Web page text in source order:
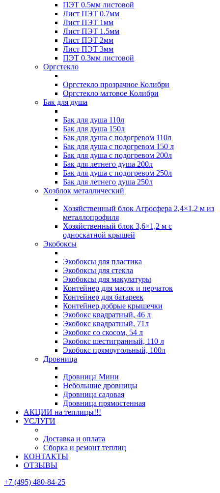
ПЭТ 0.5мм листовой
Лист ПЭТ 0.7мм
Лист ПЭТ 1мм
Лист ПЭТ 1.5мм
Лист ПЭТ 2мм
Лист ПЭТ 3мм
ПЭТ 0.3мм листовой
Оргстекло
Оргстекло прозрачное Колибри
Оргстекло матовое Колибри
Бак для душа
Бак для душа 110л
Бак для душа 150л
Бак для душа с подогревом 110л
Бак для душа с подогревом 150 л
Бак для душа с подогревом 200л
Бак для летнего душа 200л
Бак для душа с подогревом 250л
Бак для летнего душа 250л
Хозблок металлический
Хозяйственный блок Агросфера 2,4×1,2 м из
металлопрофиля
Хозяйственный блок 3,6×1,2 м с
односкатной крышей
Экобоксы
Экобоксы для пластика
Экобоксы для стекла
Экобоксы для макулатуры
Контейнер для масок и перчаток
Контейнер для батареек
Контейнер добрые крышечки
Экобокс квадратный, 46 л
Экобокс квадратный, 71л
Экобокс со скосом, 54 л
Экобокс шестигранный, 110 л
Экобокс прямоугольный, 100л
Дровница
Дровница Мини
Небольшие дровницы
Дровница садовая
Дровница прямостенная
АКЦИИ на теплицы!!!
УСЛУГИ
Доставка и оплата
Сборка и ремонт теплиц
КОНТАКТЫ
ОТЗЫВЫ
+7 (495) 480-84-25